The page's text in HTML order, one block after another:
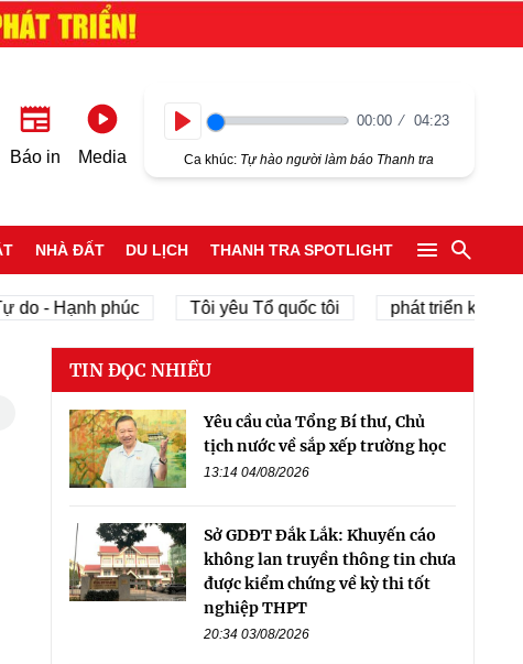
Báo in Media
00:00 04:23
Ca khúc: Tự hào người làm báo Thanh tra
NHÀ ĐẤT DU LỊCH THANH TRA SPOTLIGHT
- Hạnh phúc Tôi yêu Tổ quốc tôi phát triển kinh tế tư
TIN ĐỌC NHIỀU
Yêu cầu của Tổng Bí thư, Chủ
tịch nước về sắp xếp trường học
13:14 04/08/2026
Sở GDĐT Đắk Lắk: Khuyến cáo
không lan truyền thông tin chưa
được kiểm chứng về kỳ thi tốt
nghiệp THPT
20:34 03/08/2026